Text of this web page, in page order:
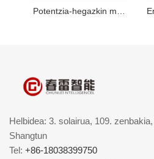
Helbidea: 3. solairua, 109.
Shangtun
Tel: +86-18038399750